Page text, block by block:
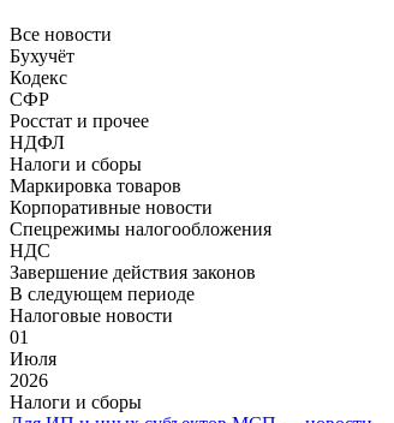
Все новости
Бухучёт
Кодекс
СФР
Росстат и прочее
НДФЛ
Налоги и сборы
Маркировка товаров
Корпоративные новости
Спецрежимы налогообложения
НДС
Завершение действия законов
В следующем периоде
Налоговые новости
01
Июля
2026
Налоги и сборы